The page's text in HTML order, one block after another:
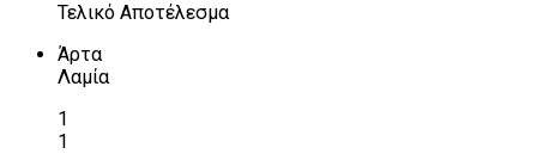
Τελικό Αποτέλεσμα
Άρτα
Λαμία
1
1